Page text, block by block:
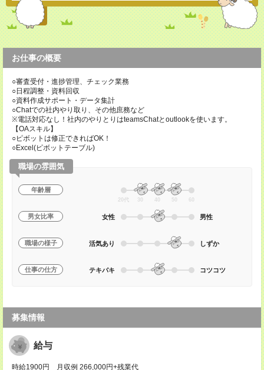
お仕事の概要
○審査受付・進捗管理、チェック業務
○日程調整・資料回収
○資料作成サポート・データ集計
○Chatでの社内やり取り、その他庶務など
※電話対応なし！社内のやりとりはteamsChatとoutlookを使います。
【OAスキル】
○ピボットは修正できればOK！
○Excel(ピボットテーブル)
職場の雰囲気
年齢層
20代 30 40 50 60
男女比率 女性 男性
職場の様子 活気あり しずか
仕事の仕方 テキパキ コツコツ
募集情報
給与
時給1900円 月収例 266,000円+残業代